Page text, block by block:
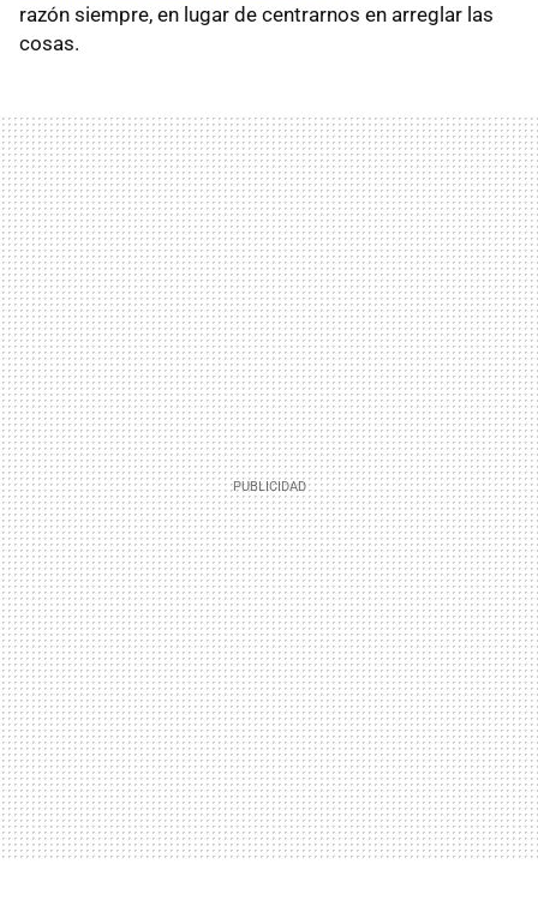
razón siempre, en lugar de centrarnos en arreglar las
cosas.